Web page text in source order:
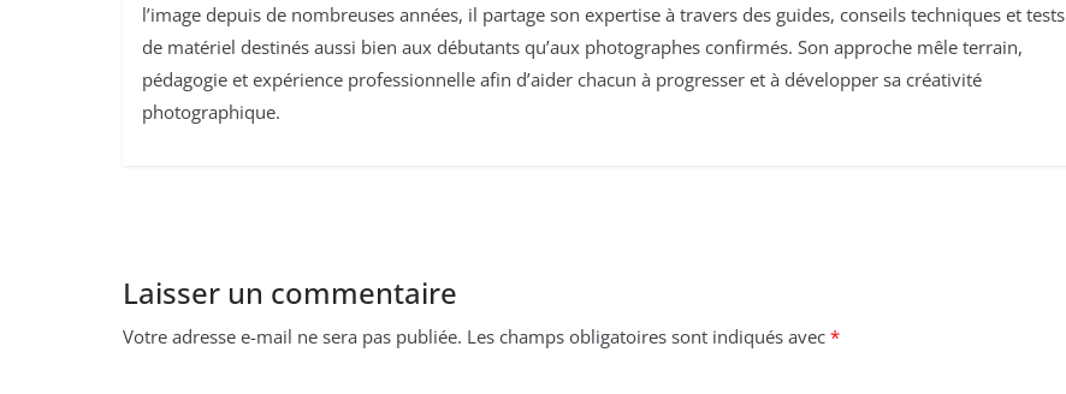
l’image depuis de nombreuses années, il partage son expertise à travers des guides, conseils techniques et tests
de matériel destinés aussi bien aux débutants qu’aux photographes confirmés. Son approche mêle terrain,
pédagogie et expérience professionnelle afin d’aider chacun à progresser et à développer sa créativité
photographique.
Laisser un commentaire
Votre adresse e-mail ne sera pas publiée. Les champs obligatoires sont indiqués avec *